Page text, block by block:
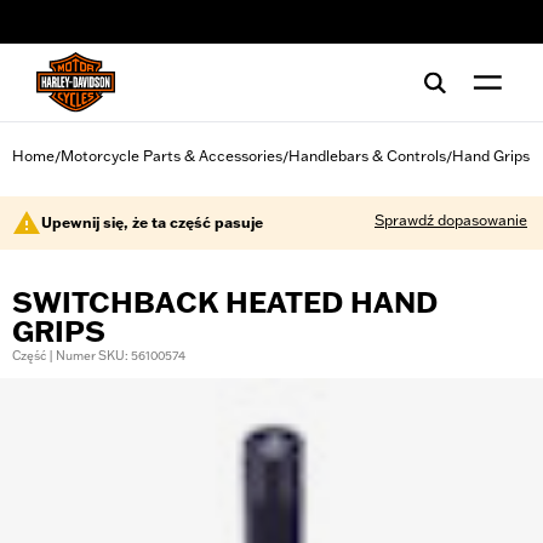
Home/Motorcycle Parts & Accessories/Handlebars & Controls/Hand Grips
Upewnij się, że ta część pasuje Sprawdź dopasowanie
SWITCHBACK HEATED HAND
GRIPS
Część | Numer SKU: 56100574